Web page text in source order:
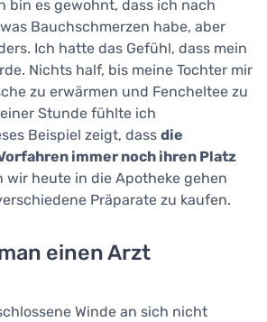
bin es gewohnt, dass ich nach
Bauchschmerzen habe, aber
Ich hatte das Gefühl, dass mein
Nichts half, bis meine Tochter mir
zu erwärmen und Fencheltee zu
Stunde fühlte ich
Beispiel zeigt, dass die
immer noch ihren Platz
wir heute in die Apotheke gehen
Präparate zu kaufen.
einen Arzt
Winde an sich nicht